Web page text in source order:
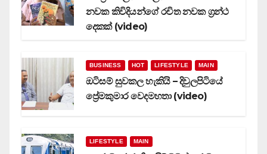
නවක කිවිදියන්ගේ රචිත නවක ග්‍රන්ථ
දෙකක් (video)
BUSINESS HOT LIFESTYLE MAIN
ඔටිසම් සුවකල හැකියි – දිවුලපිටියේ
ප්‍රේමකුමාර වෙදමහතා (video)
LIFESTYLE MAIN